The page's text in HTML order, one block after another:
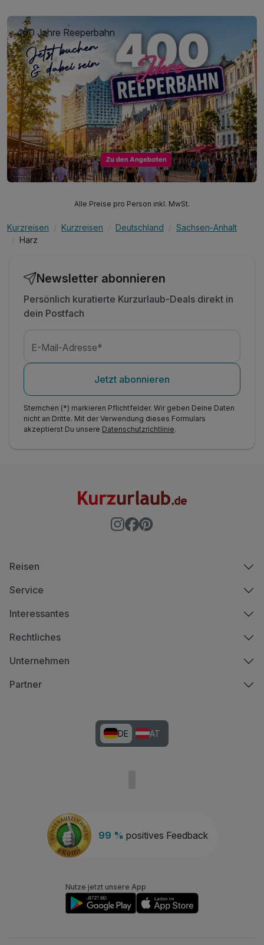
400 Jahre Reeperbahn
Alle Preise pro Person inkl. MwSt.
Kurzreisen Kurzreisen Deutschland
Sachsen-Anhalt
Harz
Newsletter abonnieren
Persönlich kuratierte Kurzurlaub-Deals direkt in
dein Postfach
E-Mail-Adresse*
Jetzt abonnieren
Sternchen (*) markieren Pflichtfelder. Wir geben Deine Daten
nicht an Dritte. Mit der Verwendung dieses Formulars
akzeptierst Du unsere Datenschutzrichtlinie.
99 % positives Feedback
Reisen
Service
Interessantes
Rechtliches
Unternehmen
Partner
DE AT
Nutze jetzt unsere App